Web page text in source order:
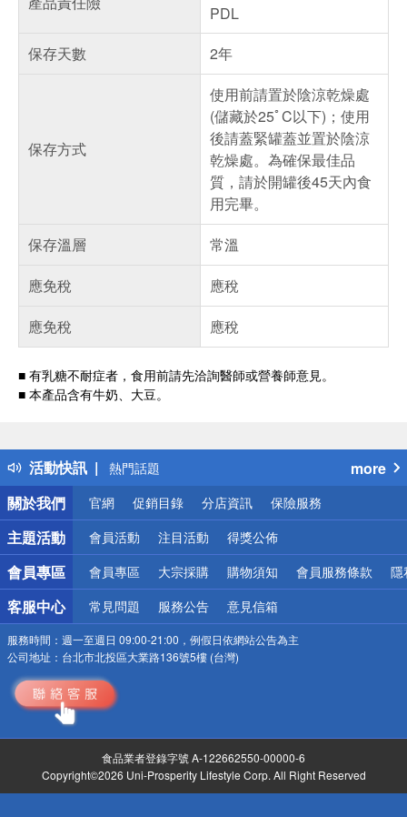
PDL
保存天數
2年
保存方式
使用前請置於陰涼乾燥處
(儲藏於25ﾟC以下)；使用
後請蓋緊罐蓋並置於陰涼
乾燥處。為確保最佳品
質，請於開罐後45天內食
用完畢。
保存溫層
常溫
應免稅
應稅
應免稅
應稅
■ 有乳糖不耐症者，食用前請先洽詢醫師或營養師意見。
■ 本產品含有牛奶、大豆。
活動快訊
得獎公告
熱門話題
銀行優惠
偏遠地區配送
詐騙網頁！請小心！
more
關於我們
官網 促銷目錄 分店資訊 保險服務
主題活動 會員活動 注目活動 得獎公佈
會員專區 會員專區 大宗採購 購物須知 會員服務條款 隱
客服中心 常見問題 服務公告 意見信箱
服務時間： 週一至週日 09:00-21:00，例假日依網站公告為主
公司地址： 台北市北投區大業路136號5樓 (台灣)
食品業者登錄字號 A-122662550-00000-6
Copyright©2026 Uni-Prosperity Lifestyle Corp. All Right Reserved